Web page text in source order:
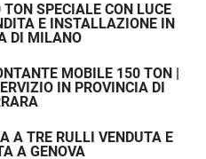
SPECIALE CON LUCE
E INSTALLAZIONE IN
DI MILANO
MOBILE 150 TON |
IN PROVINCIA DI
A TRE RULLI VENDUTA E
A GENOVA